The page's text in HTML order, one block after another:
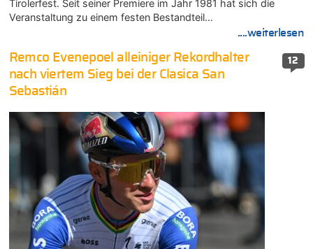
Tirolerfest. Seit seiner Premiere im Jahr 1981 hat sich die
Veranstaltung zu einem festen Bestandteil…
....weiterlesen
12
Remco Evenepoel alleiniger Rekordhalter
nach viertem Sieg bei der Clasica San
Sebastián